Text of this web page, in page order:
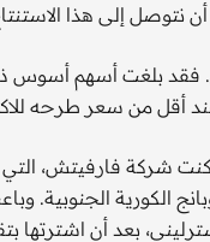
نتوصل إلى هذا
الكورية الجنوبية.